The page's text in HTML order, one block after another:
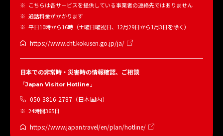
こちらは各サービスを提供している事業者の連絡先ではありません
通話料金がかかります
平日10時から16時（土曜日曜祝日、12月29日から1月3日を除く）
https://www.cht.kokusen.go.jp/ja/
日本での非常時・災害時の情報確認、ご相談
「Japan Visitor Hotline」
050-3816-2787（日本国内）
24時間365日
https://www.japan.travel/en/plan/hotline/